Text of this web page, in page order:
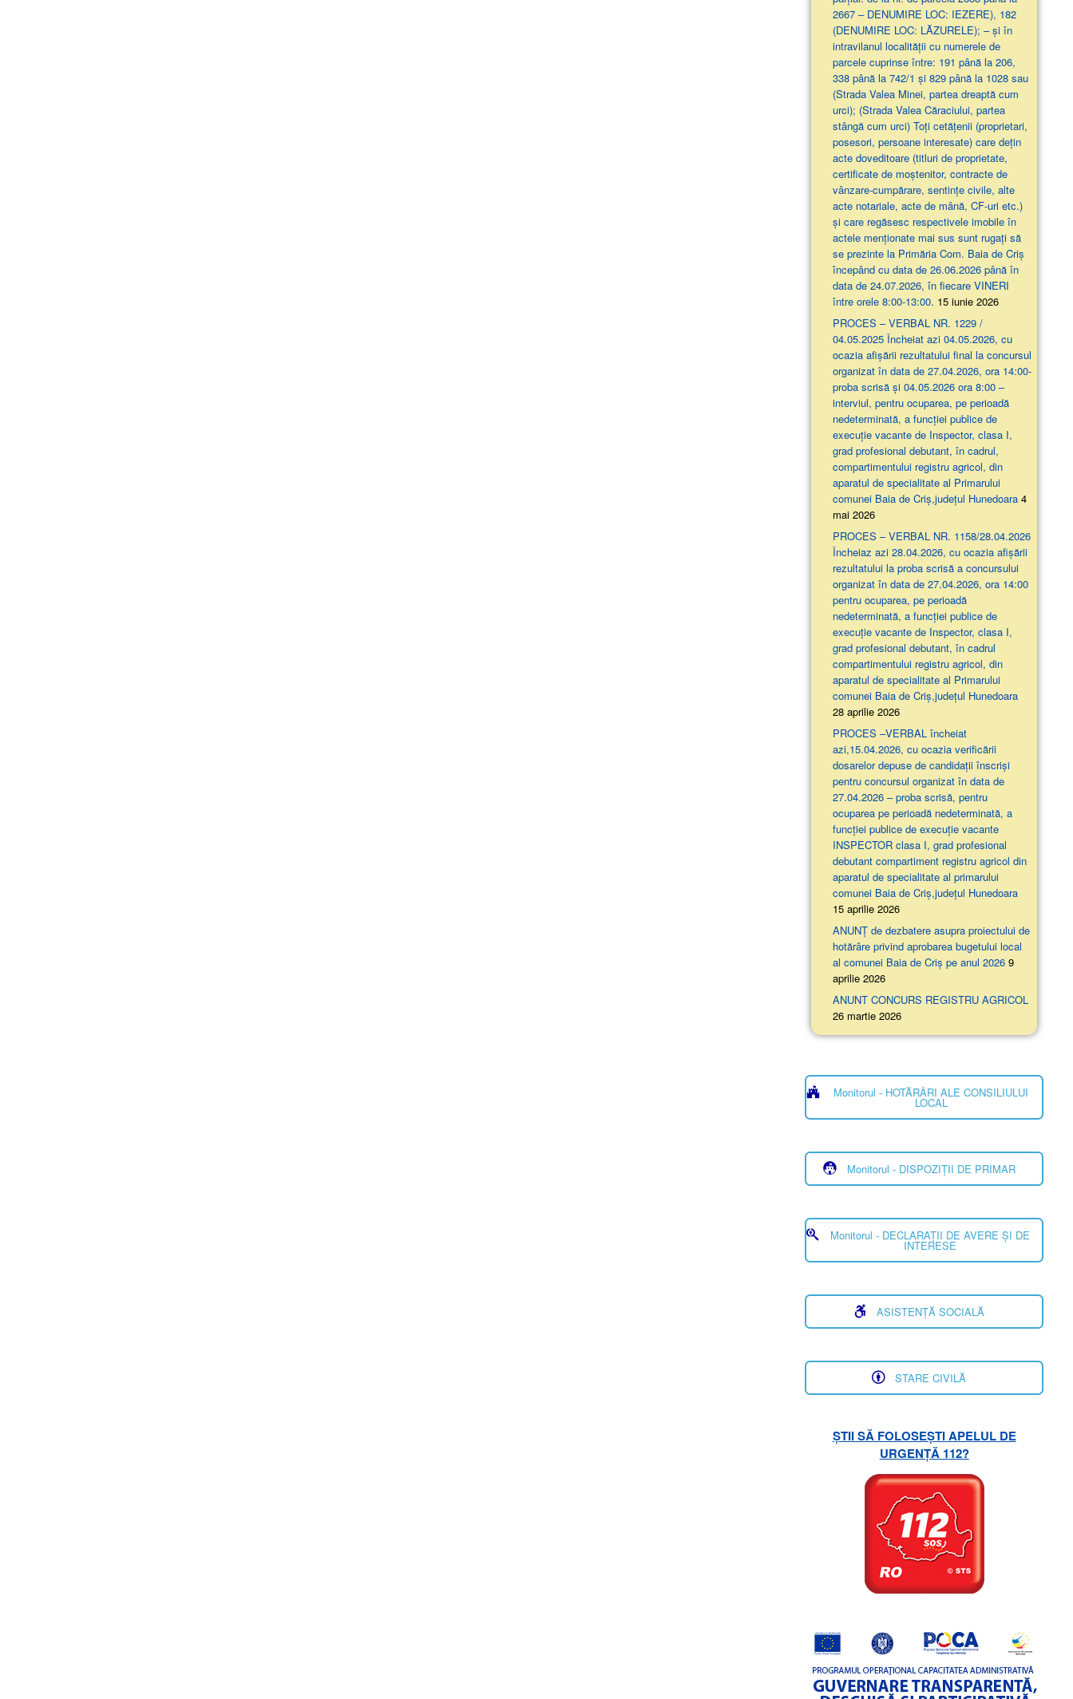
2667 – DENUMIRE LOC: IEZERE), 182
(DENUMIRE LOC: LĂZURELE); – și în
intravilanul localității cu numerele de
parcele cuprinse între: 191 până la 206,
338 până la 742/1 și 829 până la 1028 sau
(Strada Valea Minei, partea dreaptă cum
urci); (Strada Valea Căraciului, partea
stângă cum urci) Toți cetățenii (proprietari,
posesori, persoane interesate) care dețin
acte doveditoare (titluri de proprietate,
certificate de moștenitor, contracte de
vânzare-cumpărare, sentințe civile, alte
acte notariale, acte de mână, CF-uri etc.)
și care regăsesc respectivele imobile în
actele menționate mai sus sunt rugați să
se prezinte la Primăria Com. Baia de Criș
începând cu data de 26.06.2026 până în
data de 24.07.2026, în fiecare VINERI
între orele 8:00-13:00. 15 iunie 2026
PROCES – VERBAL NR. 1229 /
04.05.2025 Încheiat azi 04.05.2026, cu
ocazia afişării rezultatului final la concursul
organizat în data de 27.04.2026, ora 14:00-
proba scrisă şi 04.05.2026 ora 8:00 –
interviul, pentru ocuparea, pe perioadă
nedeterminată, a funcției publice de
execuție vacante de Inspector, clasa I,
grad profesional debutant, în cadrul,
compartimentului registru agricol, din
aparatul de specialitate al Primarului
comunei Baia de Criș,județul Hunedoara 4
mai 2026
PROCES – VERBAL NR. 1158/28.04.2026
Încheiaz azi 28.04.2026, cu ocazia afişării
rezultatului la proba scrisă a concursului
organizat în data de 27.04.2026, ora 14:00
pentru ocuparea, pe perioadă
nedeterminată, a funcției publice de
execuție vacante de Inspector, clasa I,
grad profesional debutant, în cadrul
compartimentului registru agricol, din
aparatul de specialitate al Primarului
comunei Baia de Criș,județul Hunedoara
28 aprilie 2026
PROCES –VERBAL încheiat
azi,15.04.2026, cu ocazia verificării
dosarelor depuse de candidații înscriși
pentru concursul organizat în data de
27.04.2026 – proba scrisă, pentru
ocuparea pe perioadă nedeterminată, a
funcției publice de execuție vacante
INSPECTOR clasa I, grad profesional
debutant compartiment registru agricol din
aparatul de specialitate al primarului
comunei Baia de Criș,județul Hunedoara
15 aprilie 2026
ANUNȚ de dezbatere asupra proiectului de
hotărâre privind aprobarea bugetului local
al comunei Baia de Criș pe anul 2026 9
aprilie 2026
ANUNT CONCURS REGISTRU AGRICOL
26 martie 2026
Monitorul - HOTĂRÂRI ALE CONSILIULUI
LOCAL
Monitorul - DISPOZIȚII DE PRIMAR
Monitorul - DECLARAȚII DE AVERE ȘI DE
INTERESE
ASISTENȚĂ SOCIALĂ
STARE CIVILĂ
ȘTII SĂ FOLOSEȘTI APELUL DE
URGENȚĂ 112?